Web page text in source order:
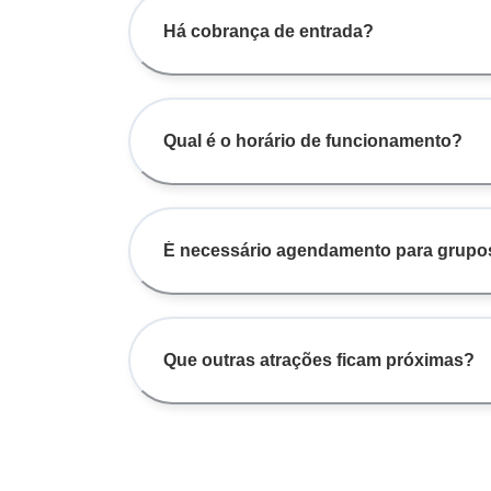
Há cobrança de entrada?
Qual é o horário de funcionamento?
É necessário agendamento para
Que outras atrações ficam próximas?